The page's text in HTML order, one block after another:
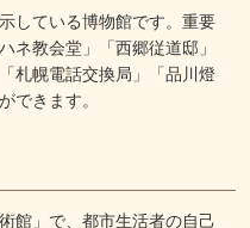
している博物館です。重要
ネ教会堂」「西郷従道邸」
札幌電話交換局」「品川燈
できます。
館」で、都市生活者の自己